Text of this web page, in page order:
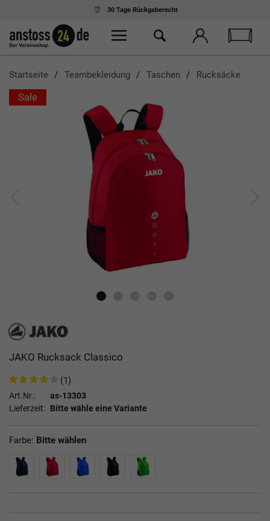
30 Tage Rückgaberecht
Startseite Teambekleidung Taschen Rucksäcke
Sale
JAKO Rucksack Classico
(1)
Art.Nr.:
as-13303
Lieferzeit: Bitte wähle eine Variante
Farbe: Bitte wählen